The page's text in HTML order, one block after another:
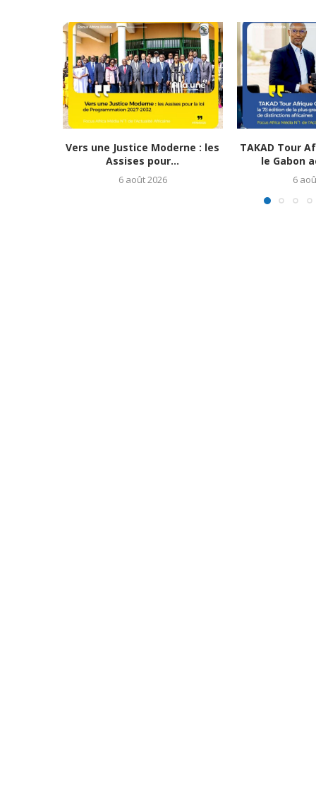
Vers une Justice Moderne : les
Assises pour...
6 août 2026
TAKAD Tour
le Gabon
6